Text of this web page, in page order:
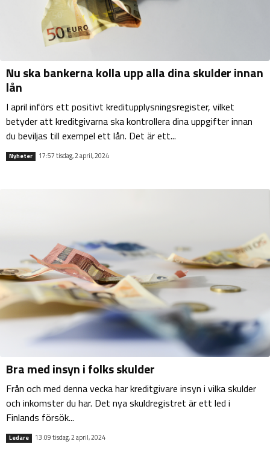
Nu ska bankerna kolla upp alla dina skulder innan
lån
I april införs ett positivt kreditupplysningsregister, vilket
betyder att kreditgivarna ska kontrollera dina uppgifter innan
du beviljas till exempel ett lån. Det är ett...
Nyheter 17:57 tisdag, 2 april, 2024
Bra med insyn i folks skulder
Från och med denna vecka har kreditgivare insyn i vilka skulder
och inkomster du har. Det nya skuldregistret är ett led i
Finlands försök...
Ledare 13:09 tisdag, 2 april, 2024